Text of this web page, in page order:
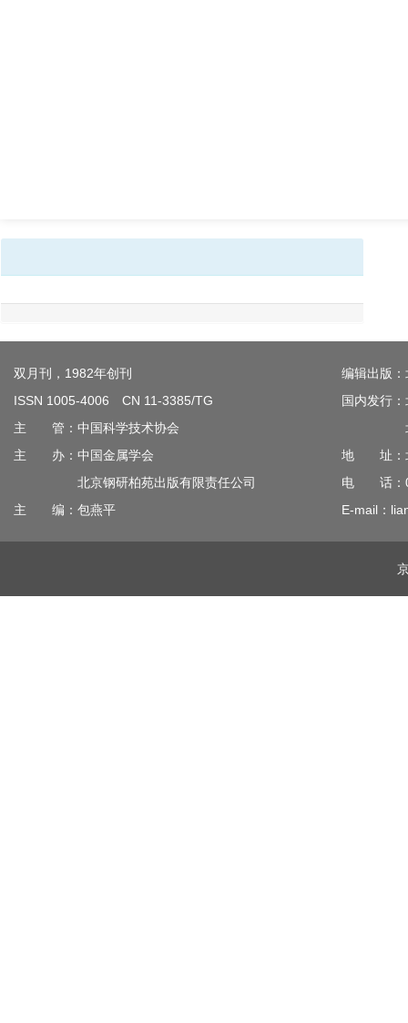
双月刊，1982年创刊
ISSN 1005-4006 CN 11-3385/TG
主 管：中国科学技术协会
主 办：中国金属学会
北京钢研柏苑出版有限责任公司
主 编：包燕平
编辑出版
国内发行
北京钢
地 址：北
电 话：
E-mail：